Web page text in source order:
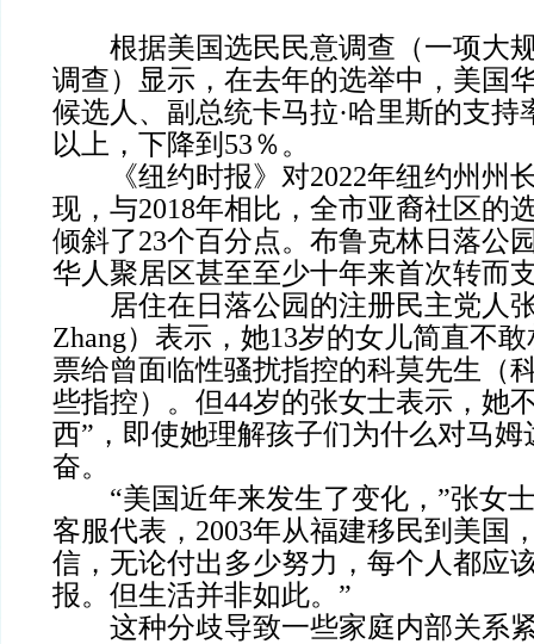
根据美国选民民意调查（一项大
调查）显示，在去年的选举中，美国
候选人、副总统卡马拉·哈里斯的支持
以上，下降到53％。
《纽约时报》对2022年纽约州州
现，与2018年相比，全市亚裔社区的
倾斜了23个百分点。布鲁克林日落公
华人聚居区甚至至少十年来首次转而
居住在日落公园的注册民主党人张
Zhang）表示，她13岁的女儿简直不
票给曾面临性骚扰指控的科莫先生（
些指控）。但44岁的张女士表示，她
西”，即使她理解孩子们为什么对马
奋。
“美国近年来发生了变化，”张女
客服代表，2003年从福建移民到美国
信，无论付出多少努力，每个人都应
报。但生活并非如此。”
这种分歧导致一些家庭内部关系